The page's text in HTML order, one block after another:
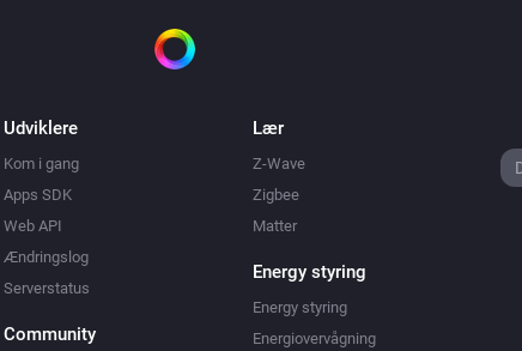
Udviklere
Kom i gang
Apps SDK
Web API
Ændringslog
Serverstatus
Community
Lær
Z-Wave
Zigbee
Matter
Energy styring
Energy styring
Energiovervågning